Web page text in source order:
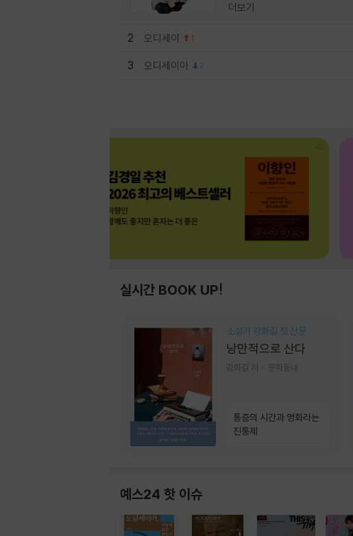
더보기
2 오디세이 1
3 오디세이아 2
실시간 BOOK UP!
소설가 강화길 첫 산문
낭만적으로 산다
강화길 저 문학동네
통증의 시간과 영화라는
진통제
예스24 핫 이슈